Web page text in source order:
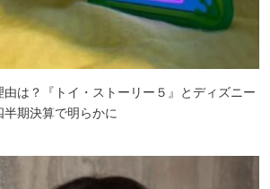
は？『トイ・ストーリー５』とディズニー
期決算で明らかに